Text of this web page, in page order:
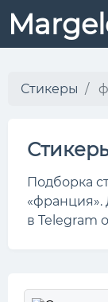
Стикеры
Подборка
в Telegram